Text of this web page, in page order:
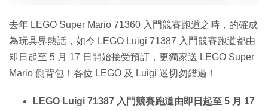
去年 LEGO Super Mario 71360 入門競賽跑道之時，的確成
為玩具界熱話，如今 LEGO Luigi 71387 入門競賽跑道都由
即日起至 5 月 17 日開始接受預訂，更獨家送 LEGO Super
Mario 側背包！各位 LEGO 及 Luigi 迷切勿錯過！
LEGO Luigi 71387 入門競賽跑道由即日起至 5 月 17